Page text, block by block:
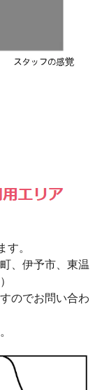
す。
、伊予市、東温
のでお問い合わ